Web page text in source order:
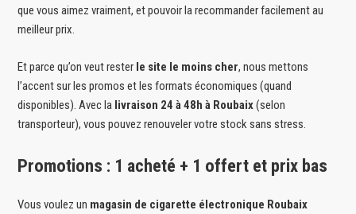
que vous aimez vraiment, et pouvoir la recommander facilement au
meilleur prix.
Et parce qu’on veut rester le site le moins cher, nous mettons
l’accent sur les promos et les formats économiques (quand
disponibles). Avec la livraison 24 à 48h à Roubaix(selon
transporteur), vous pouvez renouveler votre stock sans stress.
Promotions : 1 acheté + 1 offert et prix bas
Vous voulez un magasin de cigarette électronique Roubaix